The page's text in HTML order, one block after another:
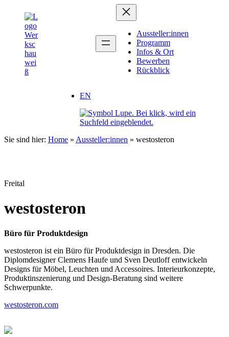
springen
Aussteller:innen
Programm
Infos & Ort
Bewerben
Rückblick
EN
Sie sind hier: Home » Aussteller:innen » westosteron
Freital
westosteron
Büro für Produktdesign
westosteron ist ein Büro für Produktdesign in Dresden. Die
Diplomdesigner Clemens Haufe und Sven Deutloff entwickeln
Designs für Möbel, Leuchten und Accessoires. Interieurkonzepte,
Produktinszenierung und Design-Beratung sind weitere
Schwerpunkte.
westosteron.com